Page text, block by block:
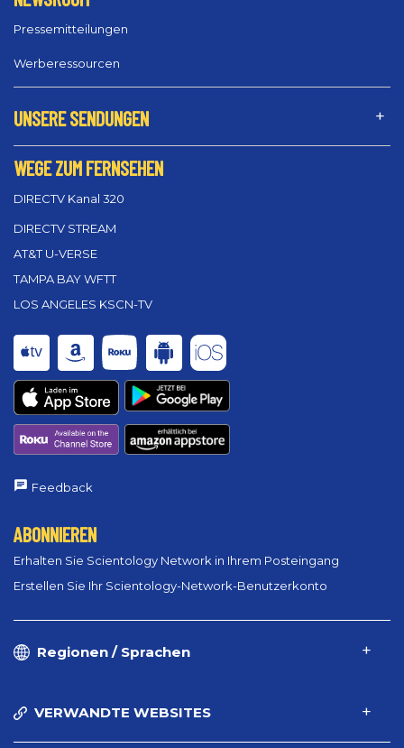
Pressemitteilungen
Werberessourcen
UNSERE SENDUNGEN
WEGE ZUM FERNSEHEN
DIRECTV Kanal 320
DIRECTV STREAM
AT&T U-VERSE
TAMPA BAY WFTT
LOS ANGELES KSCN-TV
Feedback
ABONNIEREN
Erhalten Sie Scientology Network in Ihrem Posteingang
Erstellen Sie Ihr Scientology-Network-Benutzerkonto
Regionen / Sprachen
VERWANDTE WEBSITES